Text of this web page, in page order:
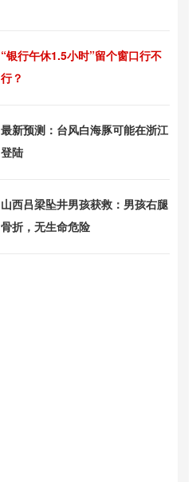
“银行午休1.5小时”留个窗口行不
行？
最新预测：台风白海豚可能在浙江
登陆
山西吕梁坠井男孩获救：男孩右腿
骨折，无生命危险